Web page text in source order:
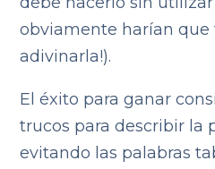
obviamente harían que
adivinarla!).
El éxito para ganar
trucos para describir la
evitando las palabras